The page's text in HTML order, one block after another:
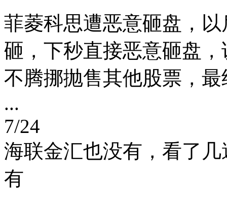
菲菱科思遭恶意砸盘，
砸，下秒直接恶意砸盘
不腾挪抛售其他股票，
...
7/24
海联金汇也没有，看了
有